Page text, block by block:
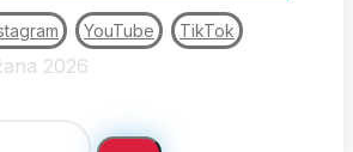
YouTube TikTok
2026